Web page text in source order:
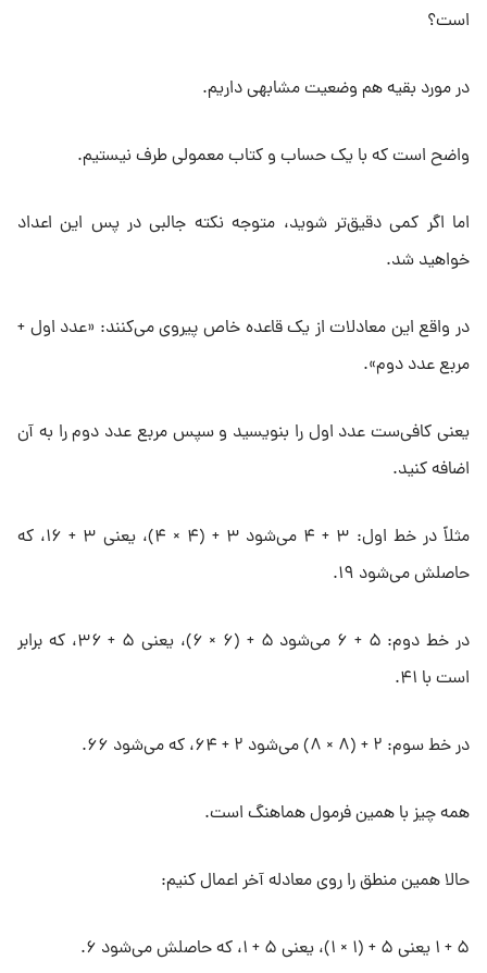
است؟
در مورد بقیه هم وضعیت مشابهی داریم.
واضح است که با یک حساب و کتاب معمولی طرف نیستیم.
اما اگر کمی دقیق‌تر شوید، متوجه نکته جالبی در پس این اعداد
خواهید شد.
در واقع این معادلات از یک قاعده خاص پیروی می‌کنند: «عدد اول +
مربع عدد دوم».
یعنی کافی‌ست عدد اول را بنویسید و سپس مربع عدد دوم را به آن
اضافه کنید.
مثلاً در خط اول: ۳ + ۴ می‌شود ۳ + (۴ × ۴)، یعنی ۳ + ۱۶، که
حاصلش می‌شود ۱۹.
در خط دوم: ۵ + ۶ می‌شود ۵ + (۶ × ۶)، یعنی ۵ + ۳۶، که برابر
است با ۴۱.
در خط سوم: ۲ + (۸ × ۸) می‌شود ۲ + ۶۴، که می‌شود ۶۶.
همه چیز با همین فرمول هماهنگ است.
حالا همین منطق را روی معادله آخر اعمال کنیم:
۵ + ۱ یعنی ۵ + (۱ × ۱)، یعنی ۵ + ۱، که حاصلش می‌شود ۶.